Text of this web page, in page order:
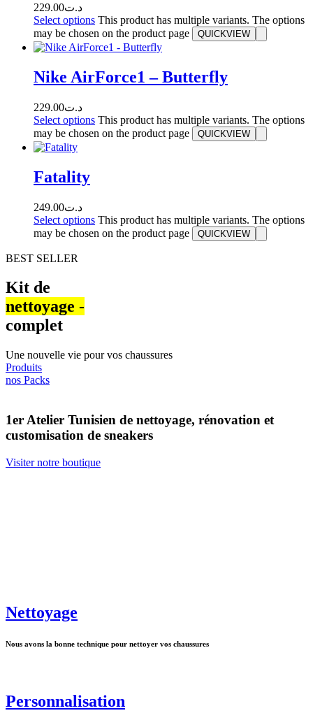
د.ت229.00
Select options This product has multiple variants. The options
may be chosen on the product page
QUICKVIEW
Nike AirForce1 – Butterfly
د.ت229.00
Select options This product has multiple variants. The options
may be chosen on the product page
QUICKVIEW
Fatality
د.ت249.00
Select options This product has multiple variants. The options
may be chosen on the product page
QUICKVIEW
BEST SELLER
Kit de
nettoyage -​
complet
Une nouvelle vie pour vos chaussures
Produits
nos Packs
1er Atelier Tunisien de nettoyage, rénovation et
customisation de sneakers
Visiter notre boutique
Nettoyage
Nous avons la bonne technique pour nettoyer vos chaussures
Personnalisation